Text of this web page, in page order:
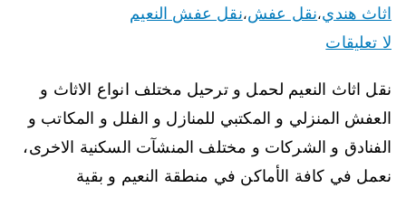
اثاث هندي،نقل عفش،نقل عفش النعيم
لا تعليقات
نقل اثاث النعيم لحمل و ترحيل مختلف انواع الاثاث و
العفش المنزلي و المكتبي للمنازل و الفلل و المكاتب و
الفنادق و الشركات و مختلف المنشآت السكنية الاخرى،
نعمل في كافة الأماكن في منطقة النعيم و بقية